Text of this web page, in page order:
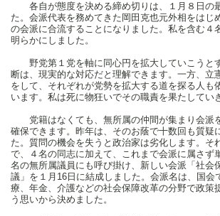
各自が態度を決める締め切りは、１月８日の
た。会派代表を務めてきた岡田克也元外相をはじ
の会派に合流することになりました。私を含む４
明らかにしました。
野党第１党を軸に同心円を拡大していこうと
断は、現実的な対応だと理解できます。一方、立
をして、それぞれが党勢を拡大する道を探る人も
います。私は死に物狂いでその職責を果たしてい
党籍はなくても、無所属の仲間が集まり会派
確保できます。昨年は、そのお蔭で十数回も質疑
た。質問の機会を失うと政治家は劣化します。そ
で、４名の同志に加えて、これまで会派に属さず
名の無所属議員にも呼び掛け、新しい会派「社会
議」を１月16日に結成しました。会派名は、国会
療、年金、介護などの社会保障改革の分野で政策
う思いから決めました。